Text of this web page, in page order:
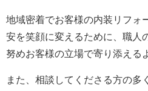
地域密着でお客様の内装リフォ
安を笑顔に変えるために、職人
努めお客様の立場で寄り添える
また、相談してくださる方の多